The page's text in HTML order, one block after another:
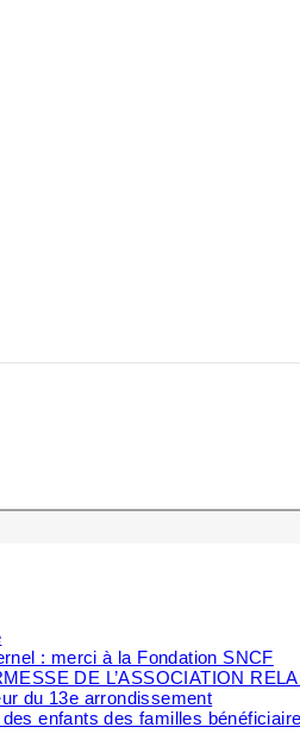
: merci à la Fondation SNCF
DE L’ASSOCIATION
du 13e arrondissement
enfants des familles